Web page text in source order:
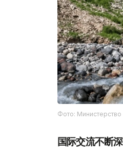
Фото: Министерство